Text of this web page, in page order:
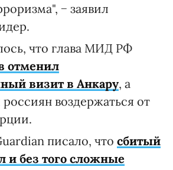
− заявил
что глава МИД РФ
отменил
визит в Анкару, а
воздержаться от
писало, что сбитый
и без того сложные